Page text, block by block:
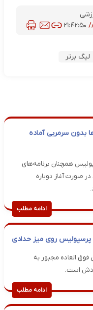
۲۱:۴۲:۵۰
لیگ برتر
بدون سرمربی آماده
همچنان برنامه‌های
صورت آغاز دوباره
ادامه مطلب
پرسپولیس روی میز حدادی
العاده مجبور به
است.
ادامه مطلب